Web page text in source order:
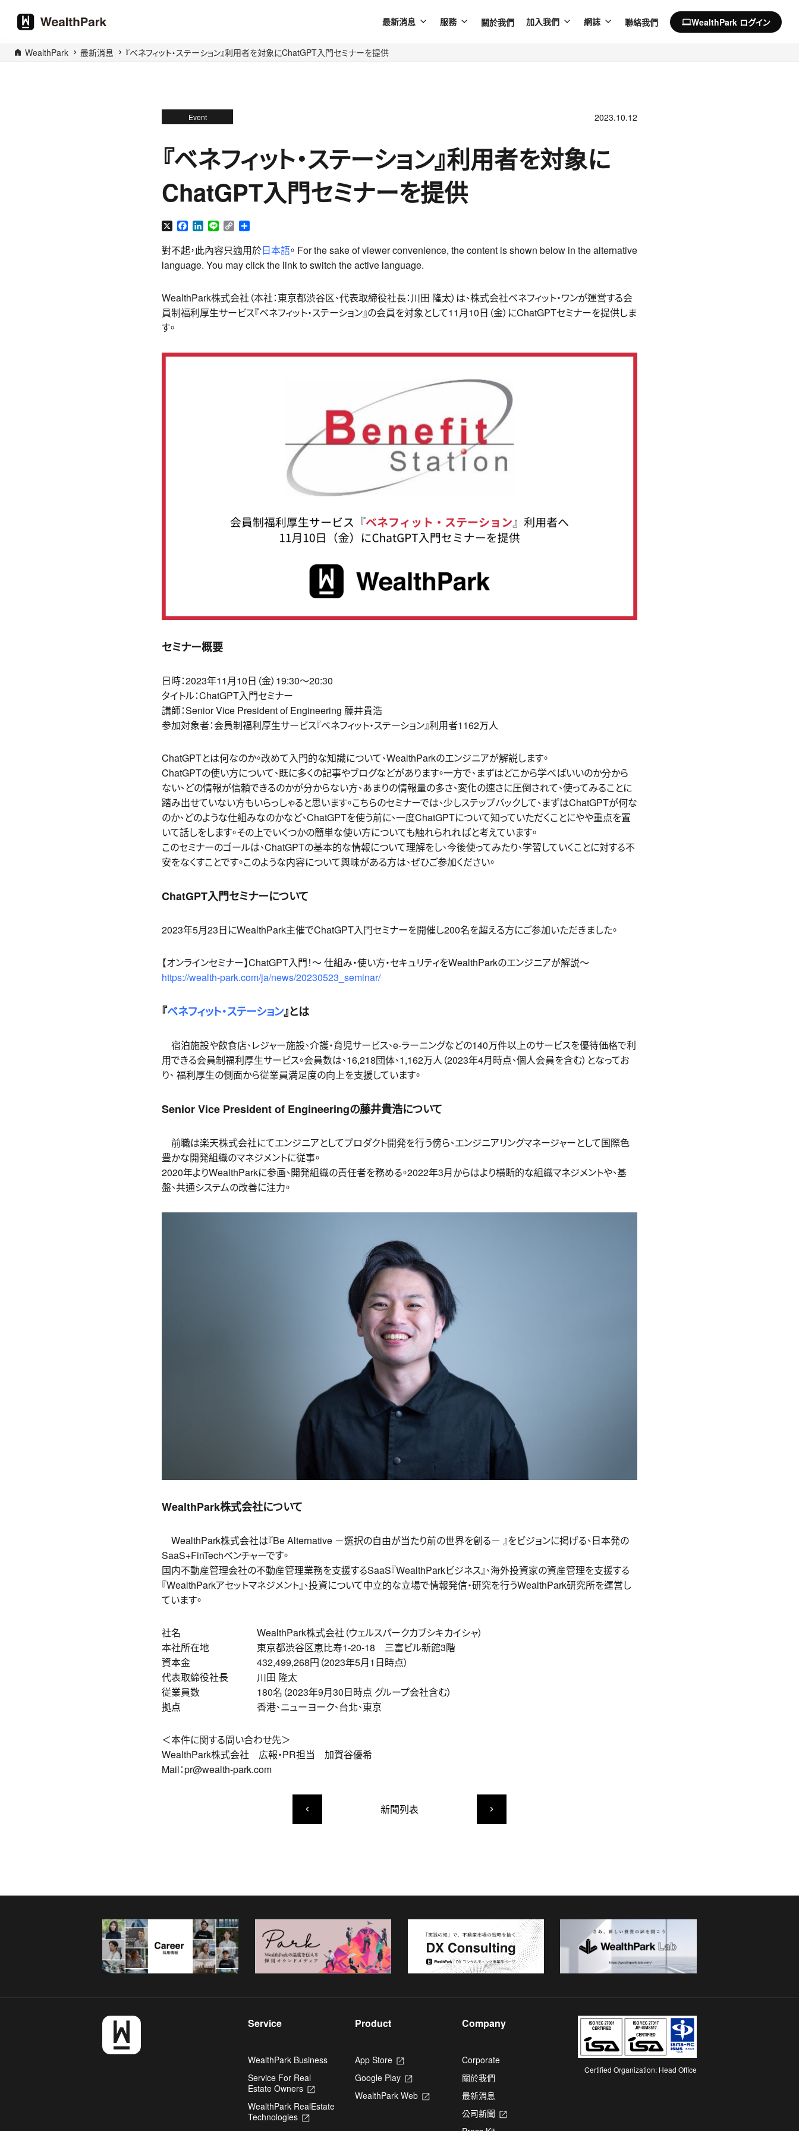
最新消息 服務 關於我們 加入我們 網誌 聯絡我們 computerWealthPark ログイン
WealthPark 最新消息 『ベネフィット・ステーション』利用者を対象にChatGPT入門セミナーを提供
Event 2023.10.12
『ベネフィット・ステーション』利用者を対象に
ChatGPT入門セミナーを提供
X Facebook
LinkedIn
Line Copy
對不起，此內容只適用於日本語。 For the sake of viewer convenience, the content is shown below in the alternative
language. You may click the link to switch the active language.
WealthPark株式会社（本社：東京都渋谷区、代表取締役社長：川田 隆太）は、株式会社ベネフィット・ワンが運営する会
員制福利厚生サービス『ベネフィット・ステーション』の会員を対象として11月10日（金）にChatGPTセミナーを提供しま
す。
セミナー概要
日時：2023年11月10日（金）19:30～20:30
タイトル：ChatGPT入門セミナー
講師：Senior Vice President of Engineering 藤井貴浩
参加対象者：会員制福利厚生サービス『ベネフィット・ステーション』利用者1162万人
ChatGPTとは何なのか。改めて入門的な知識について、WealthParkのエンジニアが解説します。
ChatGPTの使い方について、既に多くの記事やブログなどがあります。一方で、まずはどこから学べばいいのか分から
ない、どの情報が信頼できるのかが分からない方、あまりの情報量の多さ、変化の速さに圧倒されて、使ってみることに
踏み出せていない方もいらっしゃると思います。こちらのセミナーでは、少しステップバックして、まずはChatGPTが何な
のか、どのような仕組みなのかなど、ChatGPTを使う前に、一度ChatGPTについて知っていただくことにやや重点を置
いて話しをします。その上でいくつかの簡単な使い方についても触れられればと考えています。
このセミナーのゴールは、ChatGPTの基本的な情報について理解をし、今後使ってみたり、学習していくことに対する不
安をなくすことです。このような内容について興味がある方は、ぜひご参加ください。
ChatGPT入門セミナーについて
2023年5月23日にWealthPark主催でChatGPT入門セミナーを開催し200名を超える方にご参加いただきました。
【オンラインセミナー】ChatGPT入門！〜 仕組み・使い方・セキュリティをWealthParkのエンジニアが解説〜
https://wealth-park.com/ja/news/20230523_seminar/
『ベネフィット・ステーション』とは
宿泊施設や飲食店、レジャー施設、介護・育児サービス、e-ラーニングなどの140万件以上のサービスを優待価格で利
用できる会員制福利厚生サービス。会員数は、16,218団体、1,162万人（2023年4月時点、個人会員を含む）となってお
り、 福利厚生の側面から従業員満足度の向上を支援しています。
Senior Vice President of Engineeringの藤井貴浩について
前職は楽天株式会社にてエンジニアとしてプロダクト開発を行う傍ら、エンジニアリングマネージャーとして国際色
豊かな開発組織のマネジメントに従事。
2020年よりWealthParkに参画、開発組織の責任者を務める。2022年3月からはより横断的な組織マネジメントや、基
盤、共通システムの改善に注力。
WealthPark株式会社について
WealthPark株式会社は『Be Alternative －選択の自由が当たり前の世界を創る－ 』をビジョンに掲げる、日本発の
SaaS+FinTechベンチャーです。
国内不動産管理会社の不動産管理業務を支援するSaaS『WealthParkビジネス』、海外投資家の資産管理を支援する
『WealthParkアセットマネジメント』、投資について中立的な立場で情報発信・研究を行うWealthPark研究所を運営し
ています。
社名 WealthPark株式会社（ウェルスパークカブシキカイシャ）
本社所在地 東京都渋谷区恵比寿1-20-18 三富ビル新館3階
資本金 432,499,268円（2023年5月1日時点）
代表取締役社長 川田 隆太
従業員数 180名（2023年9月30日時点 グループ会社含む）
拠点 香港、ニューヨーク、台北、東京
＜本件に関する問い合わせ先＞
WealthPark株式会社 広報・PR担当 加賀谷優希
Mail：pr@wealth-park.com
keyboard_arrow_left 新聞列表 keyboard_arrow_right
Service
WealthPark Business
Service For Real
Estate Owners
a
WealthPark RealEstate
Technologies
Product
App Store
a
new
tab
Google Play
a
WealthPark Web
Company
Corporate
關於我們
最新消息
公司新聞
Certified Organization: Head Office